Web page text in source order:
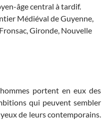
âge central à tardif.
Médiéval de Guyenne,
Gironde, Nouvelle
portent en eux des
qui peuvent sembler
de leurs contemporains.